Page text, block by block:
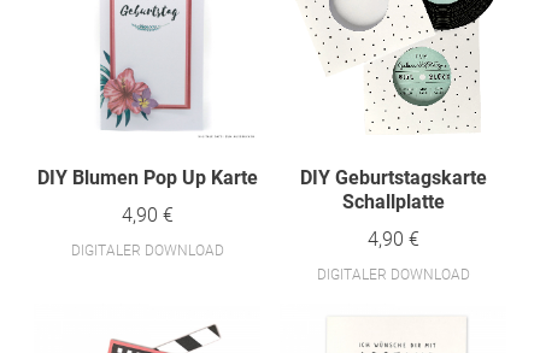
DIY Blumen Pop Up Karte
4,90 €
DIGITALER DOWNLOAD
DIY Geburtstagskarte
Schallplatte
4,90 €
DIGITALER DOWNLOAD